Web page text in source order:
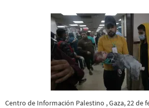
Centro de Información Palestino , Gaza, 22 de